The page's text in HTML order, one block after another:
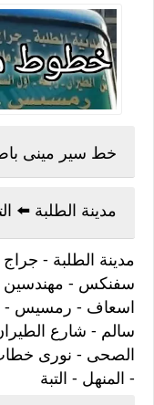
خط سير مينى باص 66 -
مدينة الطلبة ⁦⬅️⁩ التبة
مدينة الطلبة -
سفنكس - مهندسين
اسعاف - رمسيس -
سالم - شارع
الصحى - نورى
- المنهل - التبة